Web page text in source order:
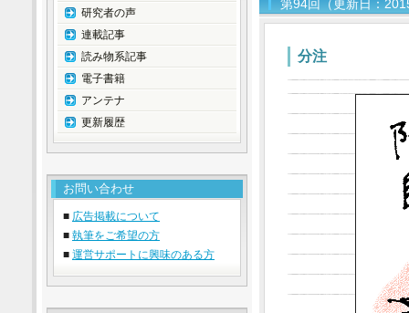
第94回（更新日：
分注
研究者の声
連載記事
読み物系記事
電子書籍
アンテナ
更新履歴
お問い合わせ
■ 広告掲載について
■ 執筆をご希望の方
■ 運営サポートに興味のある方